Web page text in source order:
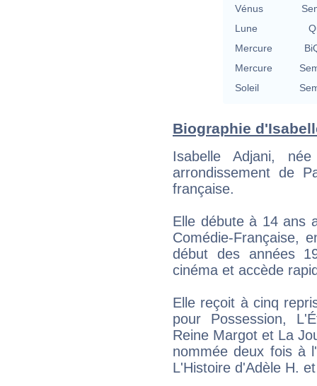
Vénus
Lune
Mercure
Mercure
Soleil
Biographie
Isabelle Adjani,
arrondissement de
française.
Elle débute à 14 ans
Comédie-Française,
début des années
cinéma et accède
Elle reçoit à cinq
pour Possession,
Reine Margot et La
nommée deux fois à
L'Histoire d'Adèle H.